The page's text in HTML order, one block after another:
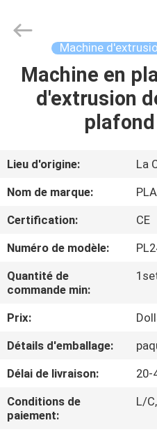
MAISON
AU
SUJET
NOUS
D'USINE
CONTRÔLE
DE
QUALITÉ
Machinery
Reserved.
Machine
Machine en
d'extrusion
Lieu d'origine:
La
Nom de marque:
Certification:
CE
Numéro de modèle:
Quantité de
commande min:
Prix:
Détails d'emballage:
Délai de livraison:
20-
Conditions de
paiement:
L/